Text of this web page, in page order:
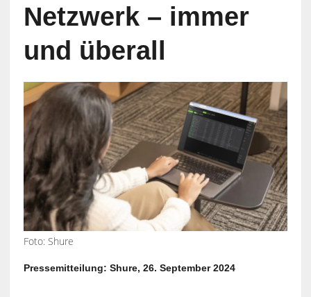
Netzwerk – immer
und überall
Foto: Shure
Pressemitteilung: Shure, 26. September 2024